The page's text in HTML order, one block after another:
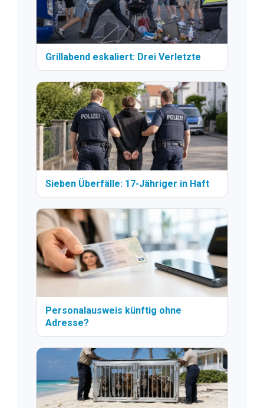
Grillabend eskaliert: Drei Verletzte
Sieben Überfälle: 17-Jähriger in Haft
Personalausweis künftig ohne
Adresse?